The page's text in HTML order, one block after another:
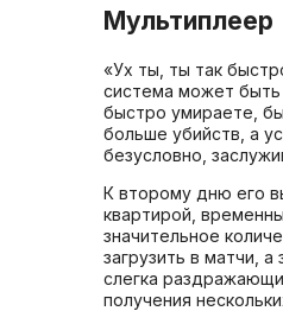
Мультиплеер
«Ух ты, ты так
система может быть
быстро умираете,
больше убийств, а
безусловно,
К второму дню его
квартирой,
значительное
загрузить в матчи,
слегка
получения